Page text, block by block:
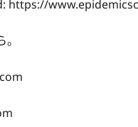
https://